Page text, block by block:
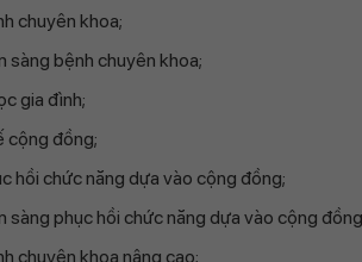
chuyên khoa;
sàng bệnh chuyên khoa;
gia đình;
cộng đồng;
hồi chức năng dựa vào cộng đồng;
sàng phục hồi chức năng dựa vào cộng
chuyên khoa nâng cao;